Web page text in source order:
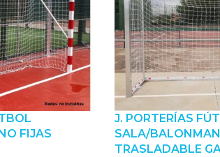
FIJAS
J. PORTERÍAS
SALA/
TRASLADABLE